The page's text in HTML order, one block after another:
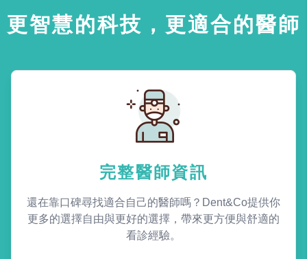
更智慧的科技，更適合的醫師
完整醫師資訊
還在靠口碑尋找適合自己的醫師嗎？Dent&Co提供你
更多的選擇自由與更好的選擇，帶來更方便與舒適的
看診經驗。